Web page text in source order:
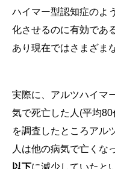
ハイマー型認知症のよ
化させるのに有効であ
あり現在ではさまざま
実際に、アルツハイマ
気で死亡した人(平均
を調査したところアル
人は他の病気で亡くな